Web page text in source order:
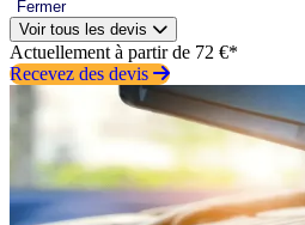
Fermer
Voir tous les devis
Actuellement à partir de 72 €*
Recevez des devis